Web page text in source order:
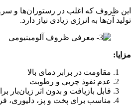
این ظروف که اغلب در رستوران‌ها و سرو
تولید آن‌ها به انرژی زیادی نیاز دارد.
مزایا:
مقاومت در برابر دمای بالا
عدم نفوذ چربی و رطوبت
قابل بازیافت و بدون اثر زیان‌بار
مناسب برای پخت و پز، دلیوری،